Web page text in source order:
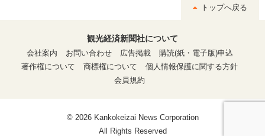
トップへ戻る
観光経済新聞社について
会社案内
お問い合わせ 広告掲載
購読(紙・電子版)申込
著作権について
商標権について
個人情報保護に関する方針
会員規約
© 2026 Kankokeizai News Corporation
All Rights Reserved